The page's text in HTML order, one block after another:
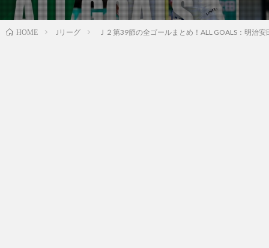
HOME Jリーグ Ｊ２第39節の全ゴールまとめ！ALL GOALS：明治